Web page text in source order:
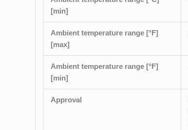
[min]
Ambient temperature range [°F]
[max]
Ambient temperature range [°F]
[min]
Approval